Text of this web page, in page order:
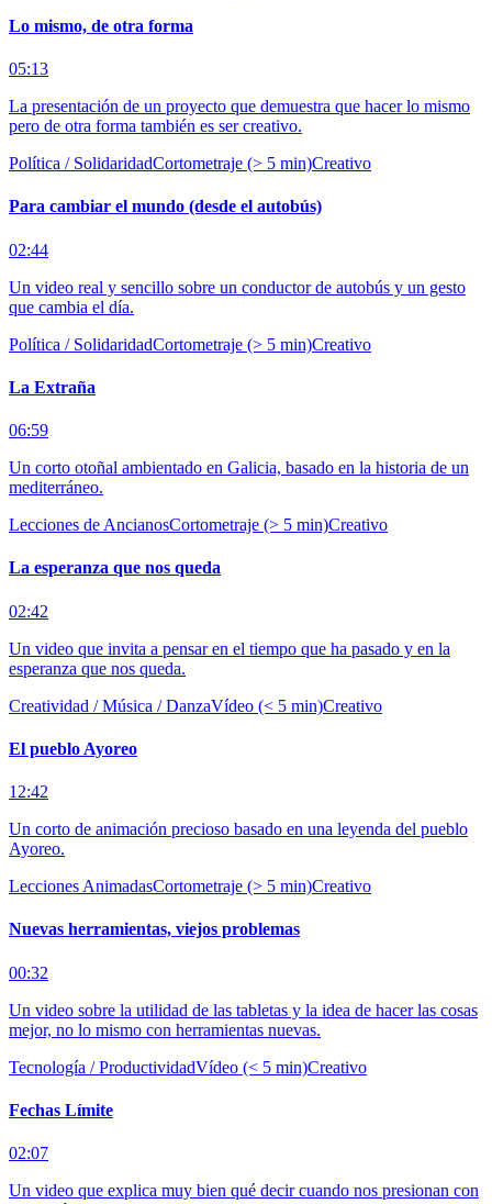
Lo mismo, de otra forma
05:13
La presentación de un proyecto que demuestra que hacer lo mismo
pero de otra forma también es ser creativo.
Política / SolidaridadCortometraje (> 5 min)Creativo
Para cambiar el mundo (desde el autobús)
02:44
Un video real y sencillo sobre un conductor de autobús y un gesto
que cambia el día.
Política / SolidaridadCortometraje (> 5 min)Creativo
La Extraña
06:59
Un corto otoñal ambientado en Galicia, basado en la historia de un
mediterráneo.
Lecciones de AncianosCortometraje (> 5 min)Creativo
La esperanza que nos queda
02:42
Un video que invita a pensar en el tiempo que ha pasado y en la
esperanza que nos queda.
Creatividad / Música / DanzaVídeo (< 5 min)Creativo
El pueblo Ayoreo
12:42
Un corto de animación precioso basado en una leyenda del pueblo
Ayoreo.
Lecciones AnimadasCortometraje (> 5 min)Creativo
Nuevas herramientas, viejos problemas
00:32
Un video sobre la utilidad de las tabletas y la idea de hacer las cosas
mejor, no lo mismo con herramientas nuevas.
Tecnología / ProductividadVídeo (< 5 min)Creativo
Fechas Límite
02:07
Un video que explica muy bien qué decir cuando nos presionan con